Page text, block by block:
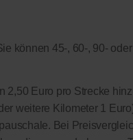
können 45-, 60-, 90-
2,50 Euro pro Strecke
weitere Kilometer 1
Bei